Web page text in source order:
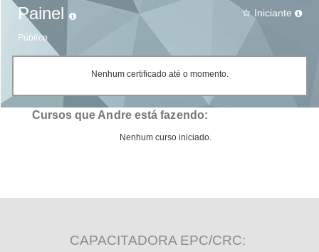
Painel
Público
star_border Iniciante
Nenhum certificado até o momento.
Cursos que Andre está fazendo:
Nenhum curso iniciado.
CAPACITADORA EPC/CRC: